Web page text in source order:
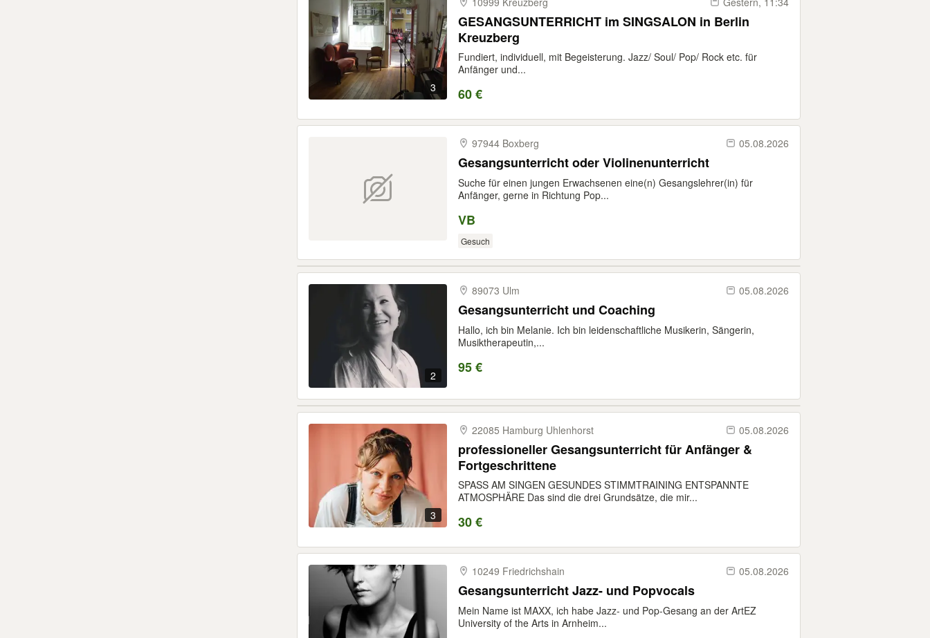
3
GESANGSUNTERRICHT im SINGSALON in Berlin
Kreuzberg
Fundiert, individuell, mit Begeisterung. Jazz/ Soul/ Pop/ Rock etc. für
Anfänger und...
60 €
97944 Boxberg 05.08.2026
Gesangsunterricht oder Violinenunterricht
Suche für einen jungen Erwachsenen eine(n) Gesangslehrer(in) für
Anfänger, gerne in Richtung Pop...
VB
Gesuch
2
89073 Ulm 05.08.2026
Gesangsunterricht und Coaching
Hallo, ich bin Melanie. Ich bin leidenschaftliche Musikerin, Sängerin,
Musiktherapeutin,...
95 €
3
22085 Hamburg Uhlenhorst 05.08.2026
professioneller Gesangsunterricht für Anfänger &
Fortgeschrittene
SPASS AM SINGEN GESUNDES STIMMTRAINING ENTSPANNTE
ATMOSPHÄRE Das sind die drei Grundsätze, die mir...
30 €
10249 Friedrichshain 05.08.2026
Gesangsunterricht Jazz- und Popvocals
Mein Name ist MAXX, ich habe Jazz- und Pop-Gesang an der ArtEZ
University of the Arts in Arnheim...